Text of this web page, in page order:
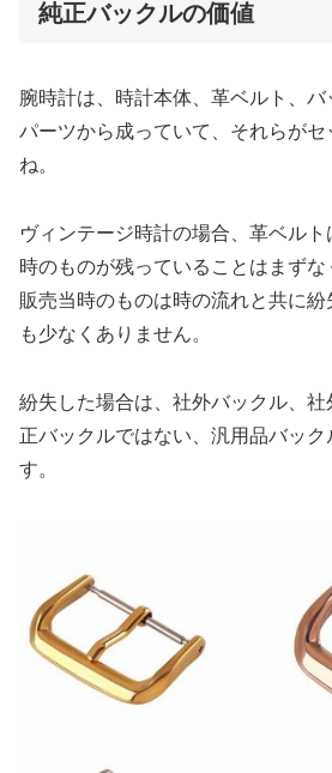
純正バックルの価値
腕時計は、時計本体、革ベルト、
パーツから成っていて、それらがセ
ね。
ヴィンテージ時計の場合、革ベル
時のものが残っていることはまずな
販売当時のものは時の流れと共に
も少なくありません。
紛失した場合は、社外バックル、
正バックルではない、汎用品バック
す。